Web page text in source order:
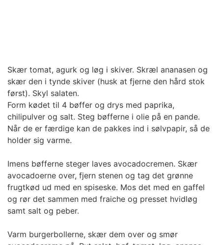
Skær tomat, agurk og løg i skiver. Skræl ananasen og
skær den i tynde skiver (husk at fjerne den hård stok
først). Skyl salaten.
Form kødet til 4 bøffer og drys med paprika,
chilipulver og salt. Steg bøfferne i olie på en pande.
Når de er færdige kan de pakkes ind i sølvpapir, så de
holder sig varme.
Imens bøfferne steger laves avocadocremen. Skær
avocadoerne over, fjern stenen og tag det grønne
frugtkød ud med en spiseske. Mos det med en gaffel
og rør det sammen med fraiche og presset hvidløg
samt salt og peber.
Varm burgerbollerne, skær dem over og smør